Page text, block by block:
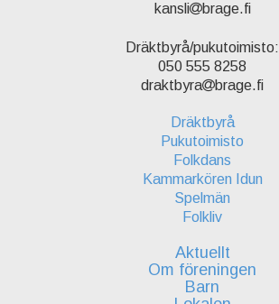
kansli
brage.fi
Dräktbyrå/pukutoimisto:
050 555 8258
draktbyra
brage.fi
Dräktbyrå
Pukutoimisto
Folkdans
Kammarkören Idun
Spelmän
Folkliv
Aktuellt
Om föreningen
Barn